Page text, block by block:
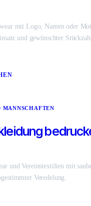
mit Logo, Namen oder
und gewünschter
MANNSCHAFTEN
und Vereinstextilien mit
Veredelung.